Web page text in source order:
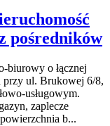
pośredników
biurowy o łącznej
ul. Brukowej 6/8,
usługowym.
zaplecze
b...